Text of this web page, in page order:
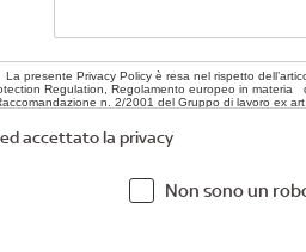
accettato la privacy
Non sono un